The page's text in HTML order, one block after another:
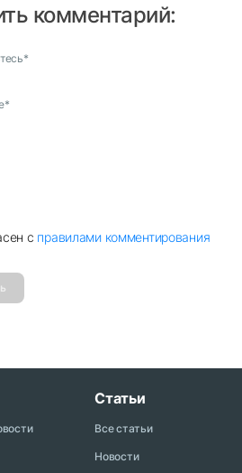
комментарий:
*
*
с правилами комментирования
Статьи
Все статьи
Новости